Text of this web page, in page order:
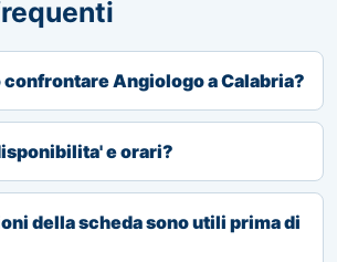
confrontare Angiologo a Calabria?
e orari?
della scheda sono utili prima di